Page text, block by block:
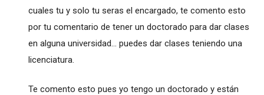
cuales tu y solo tu seras el encargado, te comento esto
por tu comentario de tener un doctorado para dar clases
en alguna universidad... puedes dar clases teniendo una
licenciatura.
Te comento esto pues yo tengo un doctorado y están